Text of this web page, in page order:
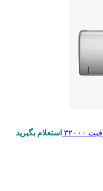
استعلام بگیرید